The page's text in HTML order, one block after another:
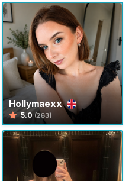
Hollymaexx
5.0 (263)